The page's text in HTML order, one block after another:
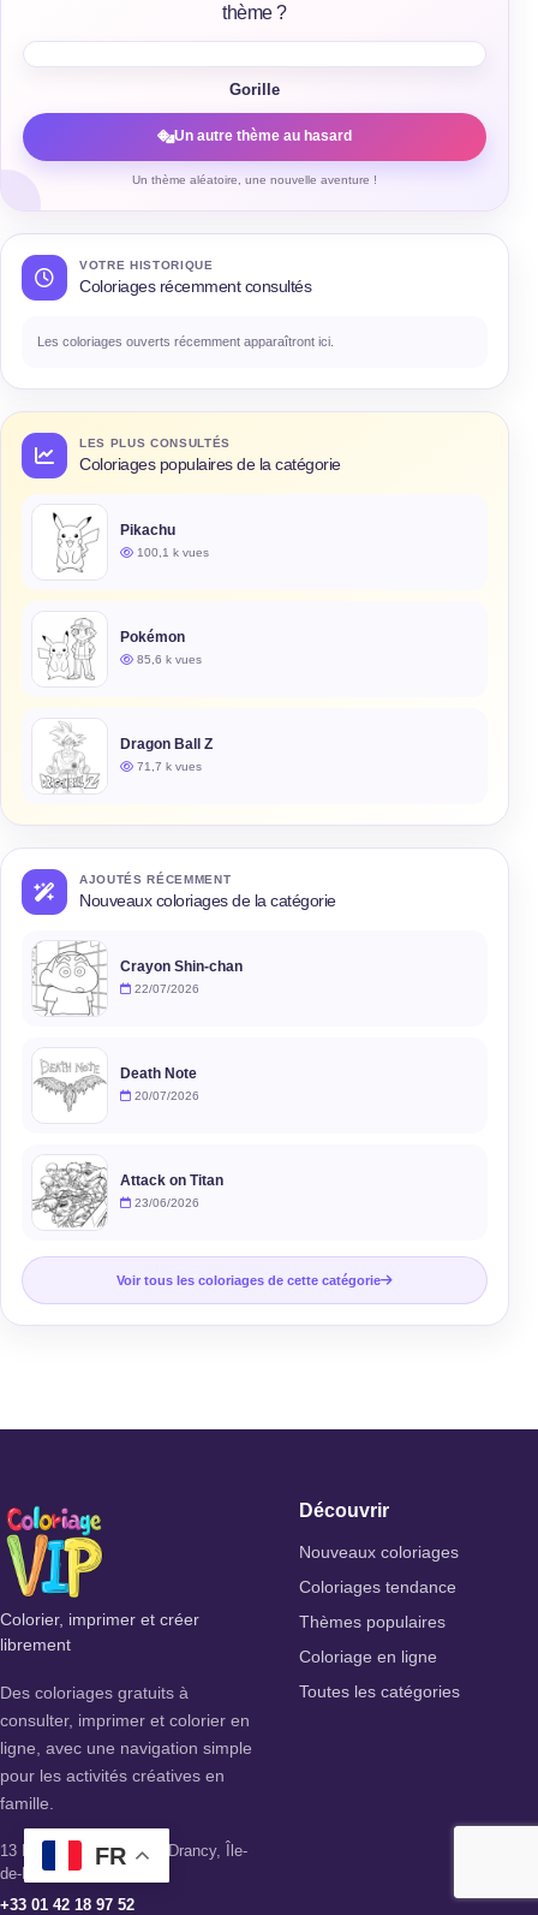
thème ?
Gorille
Un autre thème au hasard
Un thème aléatoire, une nouvelle aventure !
VOTRE HISTORIQUE
Coloriages récemment consultés
Les coloriages ouverts récemment apparaîtront ici.
LES PLUS CONSULTÉS
Coloriages populaires de la catégorie
Pikachu
100,1 k vues
Pokémon
85,6 k vues
Dragon Ball Z
71,7 k vues
AJOUTÉS RÉCEMMENT
Nouveaux coloriages de la catégorie
Crayon Shin-chan
22/07/2026
Death Note
20/07/2026
Attack on Titan
23/06/2026
Voir tous les coloriages de cette catégorie
Colorier, imprimer et créer
librement
Des coloriages gratuits à
consulter, imprimer et colorier en
ligne, avec une navigation simple
pour les activités créatives en
famille.
13 Rue des Citronniers, Drancy, Île-
de-France, France
+33 01 42 18 97 52
Découvrir
Nouveaux coloriages
Coloriages tendance
Thèmes populaires
Coloriage en ligne
Toutes les catégories
FR